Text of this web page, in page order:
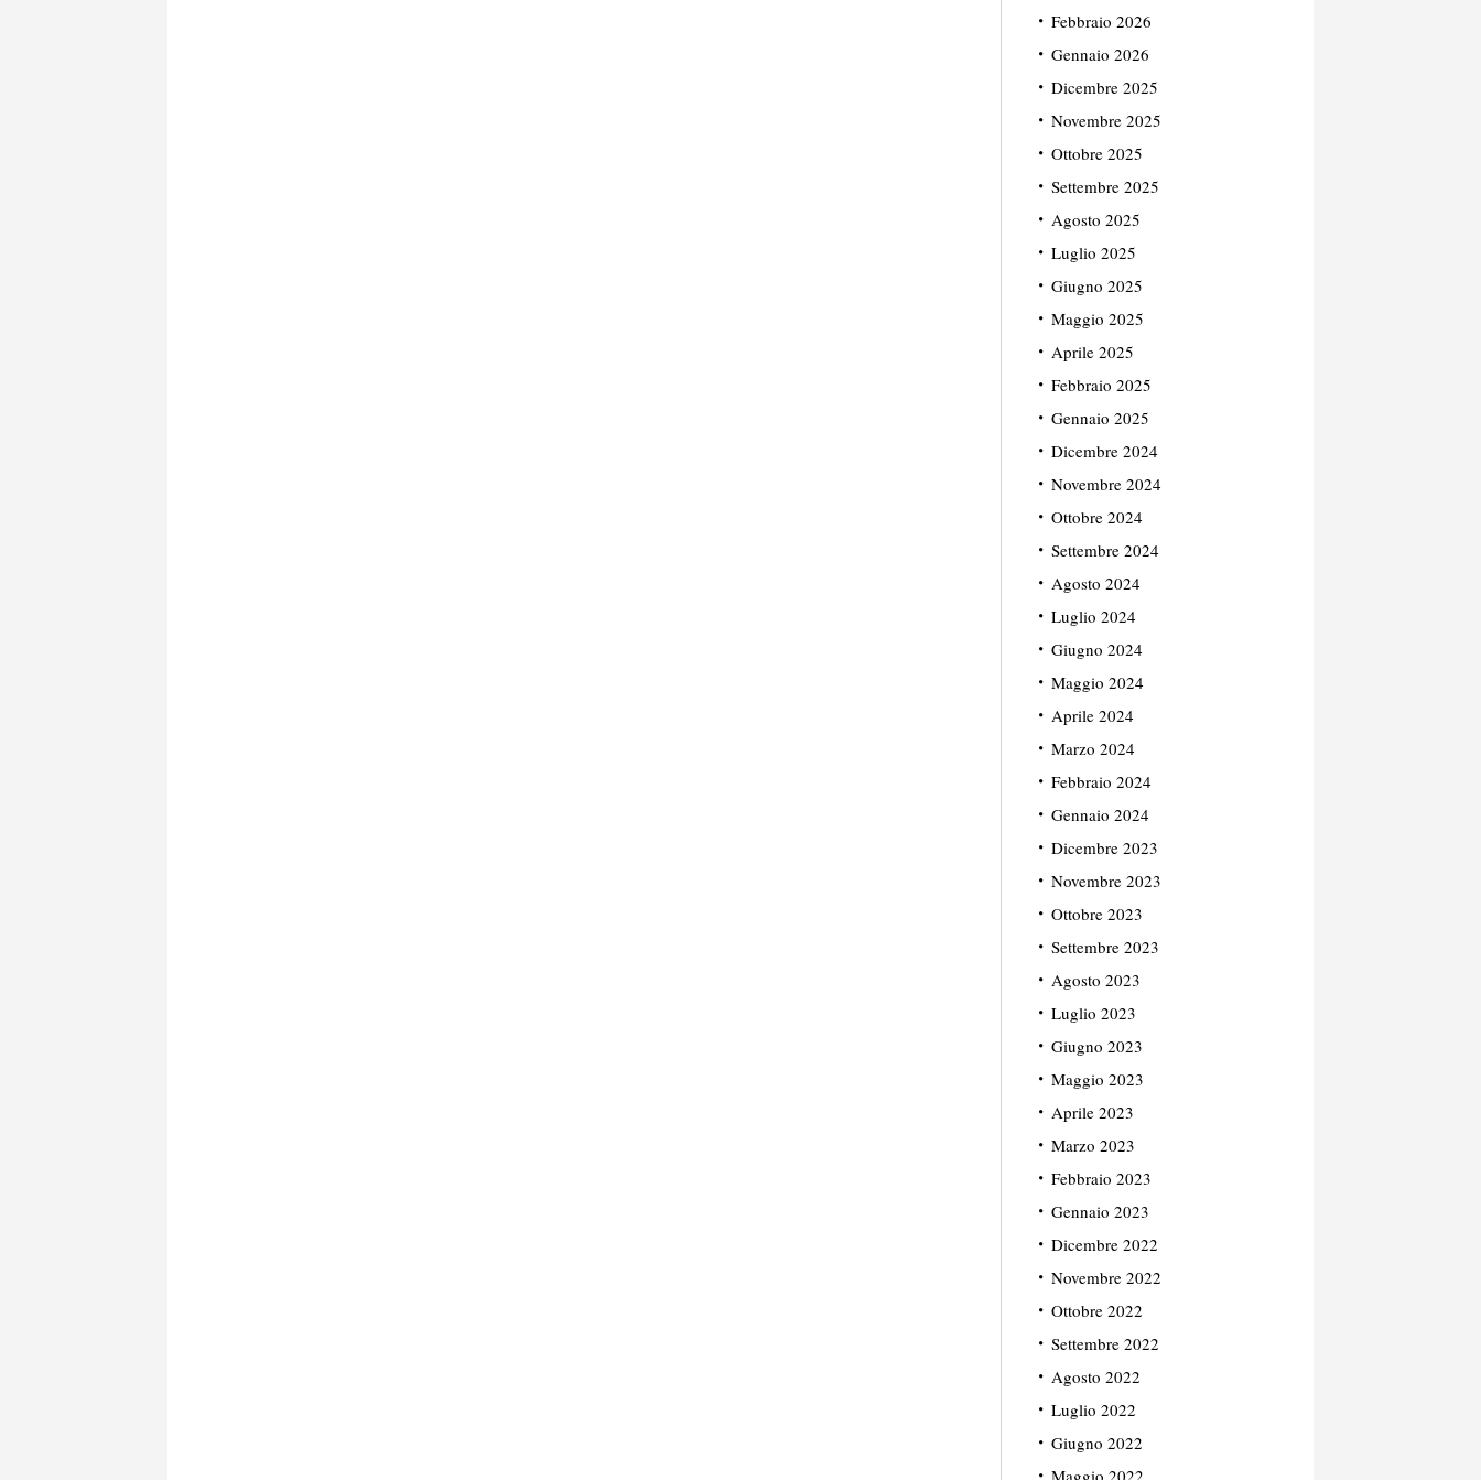
Febbraio 2026
Gennaio 2026
Dicembre 2025
Novembre 2025
Ottobre 2025
Settembre 2025
Agosto 2025
Luglio 2025
Giugno 2025
Maggio 2025
Aprile 2025
Febbraio 2025
Gennaio 2025
Dicembre 2024
Novembre 2024
Ottobre 2024
Settembre 2024
Agosto 2024
Luglio 2024
Giugno 2024
Maggio 2024
Aprile 2024
Marzo 2024
Febbraio 2024
Gennaio 2024
Dicembre 2023
Novembre 2023
Ottobre 2023
Settembre 2023
Agosto 2023
Luglio 2023
Giugno 2023
Maggio 2023
Aprile 2023
Marzo 2023
Febbraio 2023
Gennaio 2023
Dicembre 2022
Novembre 2022
Ottobre 2022
Settembre 2022
Agosto 2022
Luglio 2022
Giugno 2022
Maggio 2022